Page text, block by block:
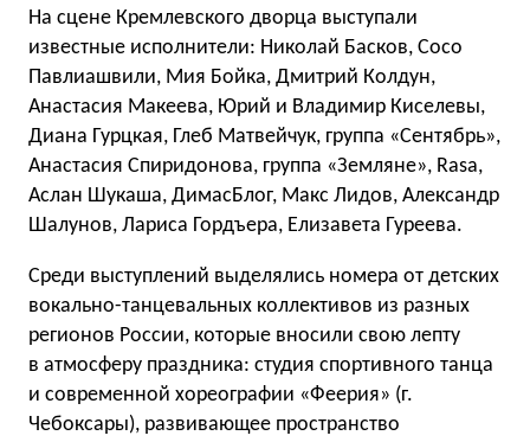
На сцене Кремлевского дворца выступали
известные исполнители: Николай Басков, Сосо
Павлиашвили, Мия Бойкa, Дмитрий Колдун,
Анастасия Макеева, Юрий и Владимир Киселевы,
Диана Гурцкая, Глеб Матвейчук, группа «Сентябрь»,
Анастасия Спиридонова, группа «Земляне», Rasa,
Аслан Шукаша, ДимасБлог, Макс Лидов, Александр
Шалунов, Лариса Гордъера, Елизавета Гуреева.
Среди выступлений выделялись номера от детских
вокально-танцевальных коллективов из разных
регионов России, которые вносили свою лепту
в атмосферу праздника: студия спортивного танца
и современной хореографии «Феерия» (г.
Чебоксары), развивающее пространство